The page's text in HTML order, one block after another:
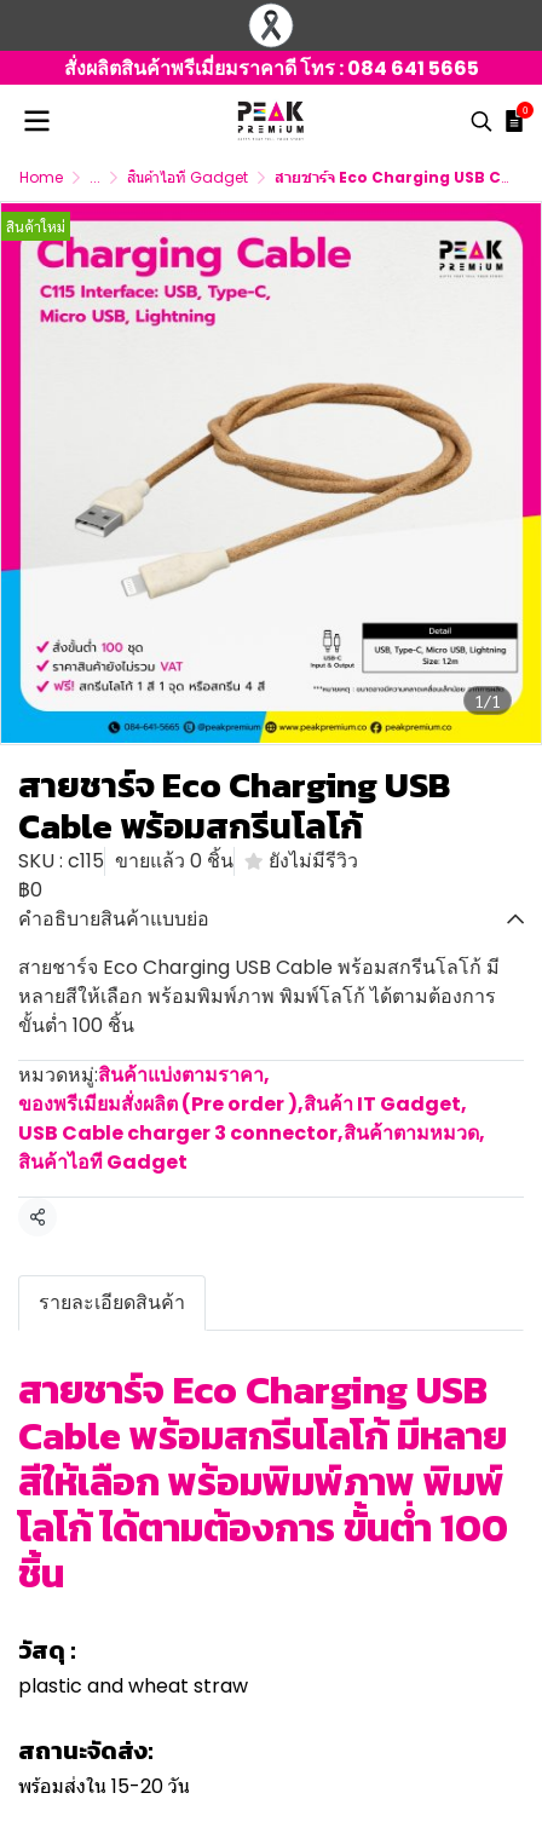
สั่งผลิตสินค้าพรีเมี่ยมราคาดี โทร :084 641 5665
0
Home ... สินค้าไอที Gadget สายชาร์จ Eco Charging USB Cable พร้อมสกรีนโลโก้
1/1
สินค้าใหม่
สายชาร์จ Eco Charging USB
Cable พร้อมสกรีนโลโก้
SKU : c115 ขายแล้ว 0 ชิ้น
ยังไม่มีรีวิว
฿0
คำอธิบายสินค้าแบบย่อ
สายชาร์จ Eco Charging USB Cable พร้อมสกรีนโลโก้ มี
หลายสีให้เลือก พร้อมพิมพ์ภาพ พิมพ์โลโก้ ได้ตามต้องการ
ขั้นต่ำ 100 ชิ้น
หมวดหมู่:สินค้าแบ่งตามราคา,
ของพรีเมียมสั่งผลิต (Pre order ),สินค้า IT Gadget,
USB Cable charger 3 connector,สินค้าตามหมวด,
สินค้าไอที Gadget
แชร์
รายละเอียดสินค้า
สายชาร์จ Eco Charging USB
Cable พร้อมสกรีนโลโก้ มีหลาย
สีให้เลือก พร้อมพิมพ์ภาพ พิมพ์
โลโก้ ได้ตามต้องการ ขั้นต่ำ 100
ชิ้น
วัสดุ :
plastic and wheat straw
สถานะจัดส่ง:
พร้อมส่งใน 15-20 วัน